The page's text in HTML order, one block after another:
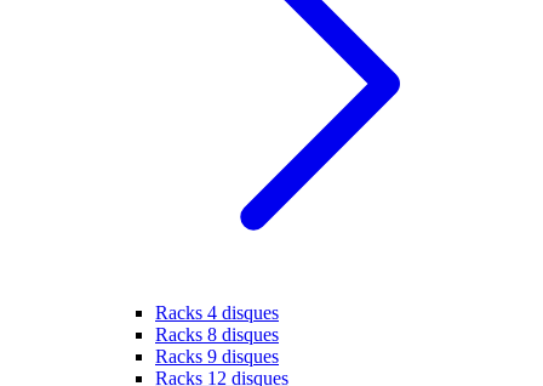
Racks 4 disques
Racks 8 disques
Racks 9 disques
Racks 12 disques